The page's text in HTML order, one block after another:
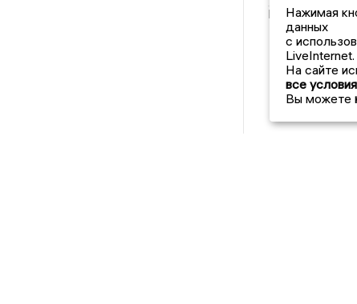
Новости
Нажимая
данных
с
LiveInternet.
На сайте
все
Вы можете